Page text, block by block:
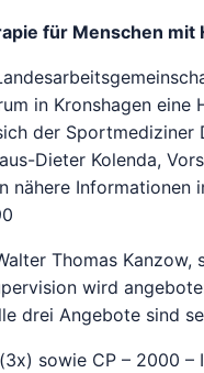
für Menschen mit
in Kronshagen
der
Dieter Kolenda,
nähere Informationen
Thomas
wird
drei Angebote sind
sowie CP – 2000 –